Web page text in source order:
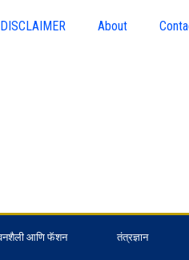
DISCLAIMER About
आणि फॅशन तंत्रज्ञान